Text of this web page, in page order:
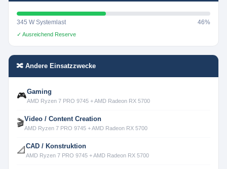
345 W Systemlast 46%
✓ Ausreichend Reserve
🔀 Andere Einsatzzwecke
🎮Gaming
AMD Ryzen 7 PRO 9745 + AMD Radeon RX 5700
🎬Video / Content Creation
AMD Ryzen 7 PRO 9745 + AMD Radeon RX 5700
📐 CAD / Konstruktion
AMD Ryzen 7 PRO 9745 + AMD Radeon RX 5700